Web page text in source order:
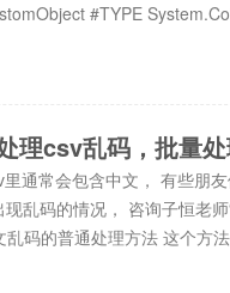
#TYPE
理csv乱码，批量
通常会包含中文， 有些朋友
乱码的情况， 咨询子恒老
码的普通处理方法 这个方